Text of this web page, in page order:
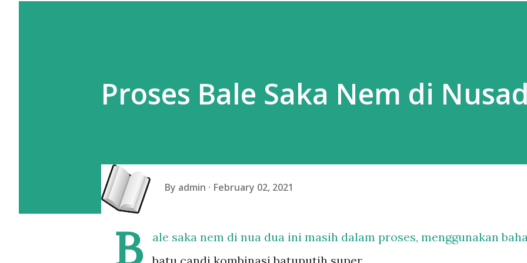
Proses Bale Saka Nem di
By admin February 02, 2021
B
ale saka nem di nua dua ini masih dalam proses, menggunakan